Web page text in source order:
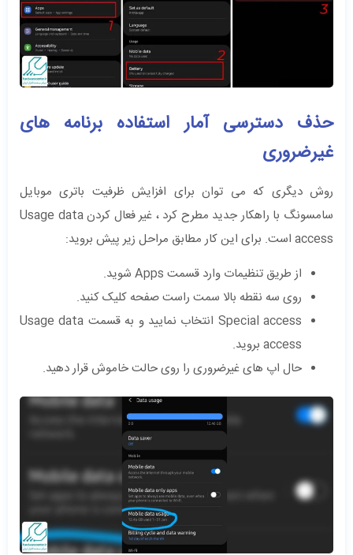
حذف دسترسی آمار استفاده برنامه های
غیرضروری
روش دیگری که می توان برای افزایش ظرفیت باتری موبایل
سامسونگ با راهکار جدید مطرح کرد ، غیر فعال کردن Usage data
access است. برای این کار مطابق مراحل زیر پیش بروید:
از طریق تنظیمات وارد قسمت Apps شوید.
روی سه نقطه بالا سمت راست صفحه کلیک کنید.
Special access انتخاب نمایید و به قسمت Usage data
access بروید.
حال اپ های غیرضروری را روی حالت خاموش قرار دهید.